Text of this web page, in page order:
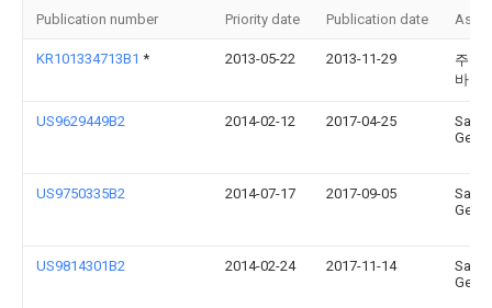
Publication number Priority date Publication date
KR101334713B1 * 2013-05-22 2013-11-29
주식
바이
US9629449B2 2014-02-12 2017-04-25
Sang
Geun
US9750335B2 2014-07-17 2017-09-05
Sang
Geun
US9814301B2 2014-02-24 2017-11-14
Sang
Geun